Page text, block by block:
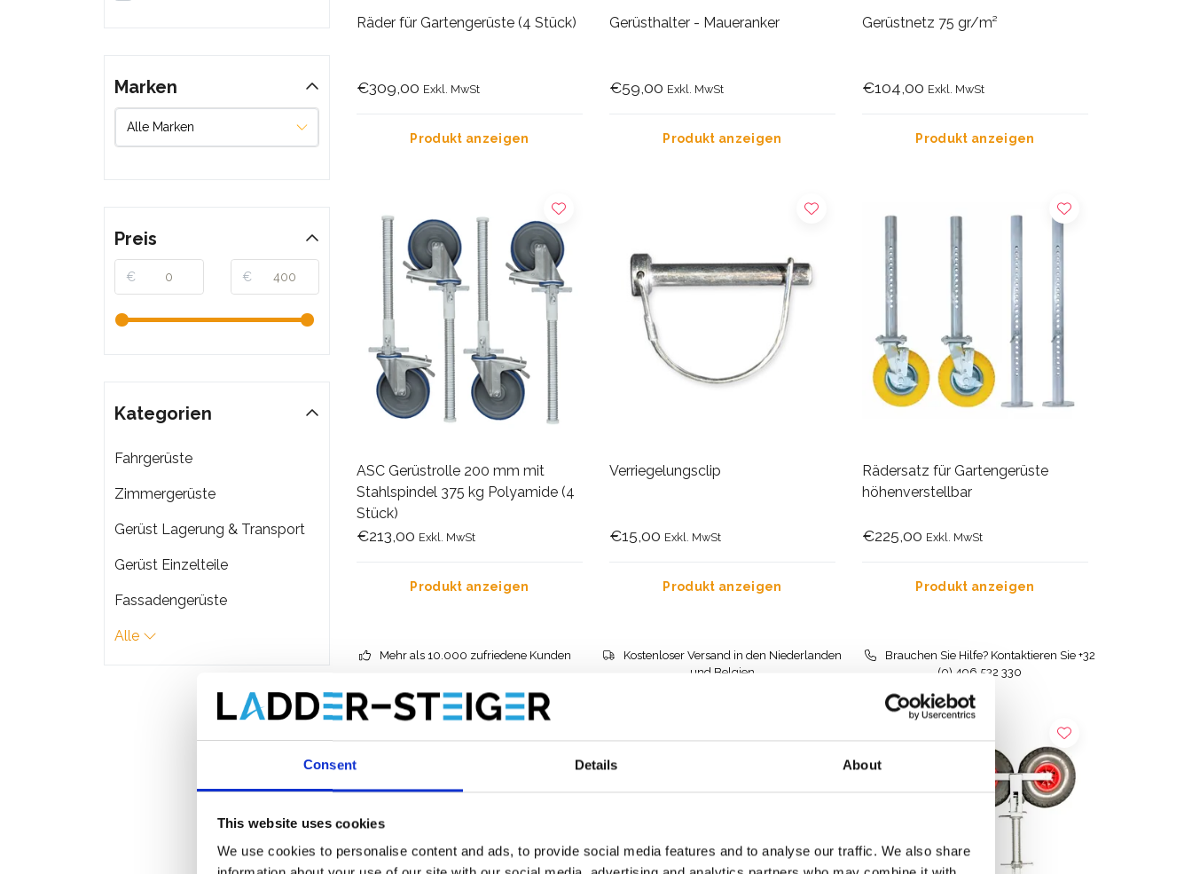
Consent Details About
This website uses cookies
We use cookies to personalise content and ads, to provide social media features and to analyse our traffic. We also share
Räder für Gartengerüste (4 Stück)
€309,00 Exkl. MwSt
Produkt anzeigen
Gerüsthalter - Maueranker
€59,00 Exkl. MwSt
Produkt anzeigen
Gerüstnetz 75 gr/m²
€104,00 Exkl. MwSt
Produkt anzeigen
ASC Gerüstrolle 200 mm mit
Stahlspindel 375 kg Polyamide (4
Stück)
€213,00 Exkl. MwSt
Produkt anzeigen
Verriegelungsclip
€15,00 Exkl. MwSt
Produkt anzeigen
Rädersatz für Gartengerüste
höhenverstellbar
€225,00 Exkl. MwSt
Produkt anzeigen
Mehr als 10.000 zufriedene Kunden
Kostenloser Versand in den Niederlanden
und Belgien
Brauchen Sie Hilfe? Kontaktieren Sie +32
(0) 496 532 330
Marken
Preis
€ €
Kategorien
Fahrgerüste
Zimmergerüste
Gerüst Lagerung & Transport
Gerüst Einzelteile
Fassadengerüste
Alle